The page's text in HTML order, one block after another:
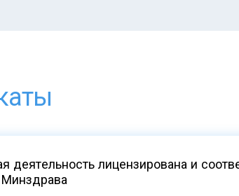
деятельность лицензирована и